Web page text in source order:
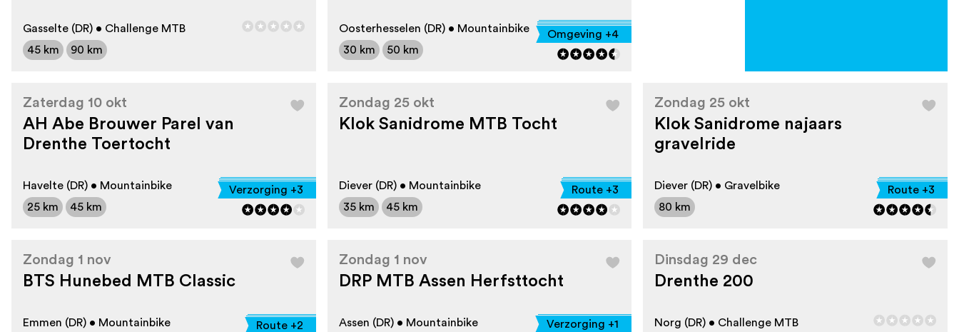
Gasselte (DR) • Challenge MTB
45 km
90 km
Oosterhesselen (DR) • Mountainbike
30 km
50 km
Omgeving +4
Zaterdag 10 okt
AH Abe Brouwer Parel van
Drenthe Toertocht
Havelte (DR) • Mountainbike
25 km
45 km
Verzorging +3
Zondag 25 okt
Klok Sanidrome MTB Tocht
Diever (DR) • Mountainbike
35 km
45 km
Route +3
Zondag 25 okt
Klok Sanidrome najaars
gravelride
Diever (DR) • Gravelbike
80 km
Route +3
Zondag 1 nov
BTS Hunebed MTB Classic
Emmen (DR) • Mountainbike
Route +2
Zondag 1 nov
DRP MTB Assen Herfsttocht
Assen (DR) • Mountainbike
Verzorging +1
Dinsdag 29 dec
Drenthe 200
Norg (DR) • Challenge MTB